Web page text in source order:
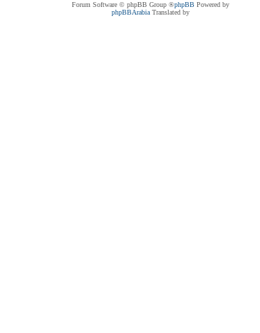
Powered by
phpBB
® Forum Software © phpBB Group
Translated by
phpBBArabia